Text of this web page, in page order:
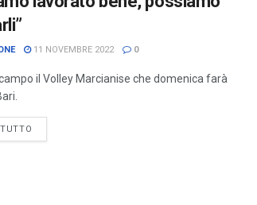
11 NOVEMBRE 2022 0
il Volley Marcianise che domenica farà